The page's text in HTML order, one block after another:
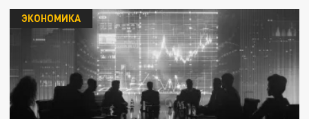
ЭКОНОМИКА